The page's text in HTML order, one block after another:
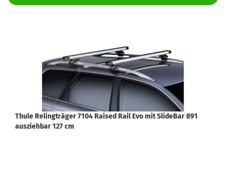
Thule Relingträger 7104 Raised Rail Evo mit SlideBar 891
ausziehbar 127 cm